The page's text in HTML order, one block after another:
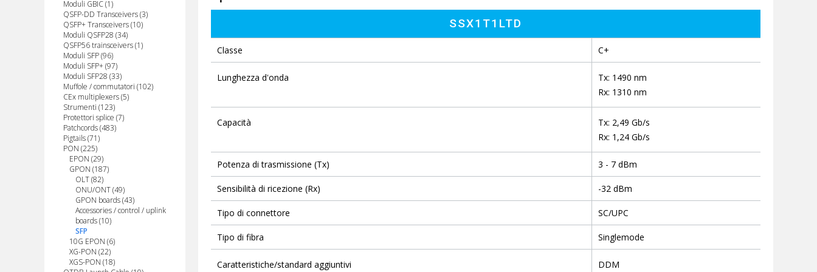
Moduli GBIC (1)
QSFP-DD Transceivers (3)
QSFP+ Transceivers (10)
Moduli QSFP28 (34)
QSFP56 trainsceivers (1)
Moduli SFP (96)
Moduli SFP+ (97)
Moduli SFP28 (33)
Muffole / commutatori (102)
CEx multiplexers (5)
Strumenti (123)
Protettori splice (7)
Patchcords (483)
Pigtails (71)
PON (225)
EPON (29)
GPON (187)
OLT (82)
ONU/ONT (49)
GPON boards (43)
Accessories / control / uplink
boards (10)
SFP
10G EPON (6)
XG-PON (22)
XGS-PON (18)
SSX1T1LTD
Classe C+
Lunghezza d'onda
Tx: 1490 nm
Rx: 1310 nm
Capacità
Tx: 2,49 Gb/s
Rx: 1,24 Gb/s
Potenza di trasmissione (Tx) 3 - 7 dBm
Sensibilità di ricezione (Rx) -32 dBm
Tipo di connettore SC/UPC
Tipo di fibra Singlemode
Caratteristiche/standard aggiuntivi DDM